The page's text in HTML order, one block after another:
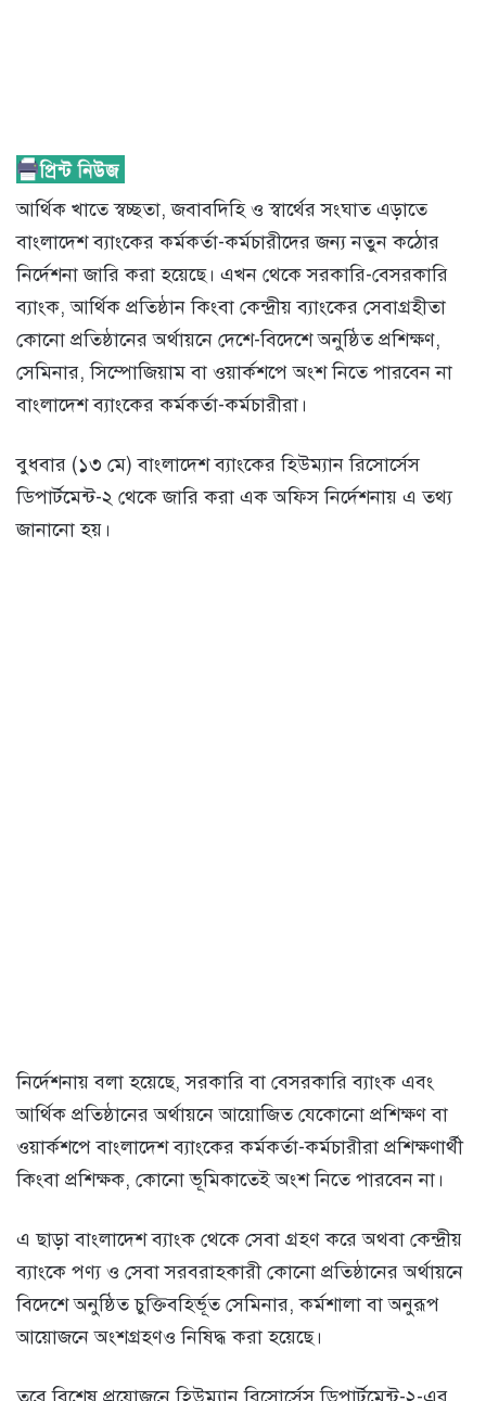
আর্থিক খাতে স্বচ্ছতা, জবাবদিহি ও স্বার্থের সংঘাত এড়াতে
বাংলাদেশ ব্যাংকের কর্মকর্তা-কর্মচারীদের জন্য নতুন কঠোর
নির্দেশনা জারি করা হয়েছে। এখন থেকে সরকারি-বেসরকারি
ব্যাংক, আর্থিক প্রতিষ্ঠান কিংবা কেন্দ্রীয় ব্যাংকের সেবাগ্রহীতা
কোনো প্রতিষ্ঠানের অর্থায়নে দেশে-বিদেশে অনুষ্ঠিত প্রশিক্ষণ,
সেমিনার, সিম্পোজিয়াম বা ওয়ার্কশপে অংশ নিতে পারবেন না
বাংলাদেশ ব্যাংকের কর্মকর্তা-কর্মচারীরা।
বুধবার (১৩ মে) বাংলাদেশ ব্যাংকের হিউম্যান রিসোর্সেস
ডিপার্টমেন্ট-২ থেকে জারি করা এক অফিস নির্দেশনায় এ তথ্য
জানানো হয়।
নির্দেশনায় বলা হয়েছে, সরকারি বা বেসরকারি ব্যাংক এবং
আর্থিক প্রতিষ্ঠানের অর্থায়নে আয়োজিত যেকোনো প্রশিক্ষণ বা
ওয়ার্কশপে বাংলাদেশ ব্যাংকের কর্মকর্তা-কর্মচারীরা প্রশিক্ষণার্থী
কিংবা প্রশিক্ষক, কোনো ভূমিকাতেই অংশ নিতে পারবেন না।
এ ছাড়া বাংলাদেশ ব্যাংক থেকে সেবা গ্রহণ করে অথবা কেন্দ্রীয়
ব্যাংকে পণ্য ও সেবা সরবরাহকারী কোনো প্রতিষ্ঠানের অর্থায়নে
বিদেশে অনুষ্ঠিত চুক্তিবহির্ভূত সেমিনার, কর্মশালা বা অনুরূপ
আয়োজনে অংশগ্রহণও নিষিদ্ধ করা হয়েছে।